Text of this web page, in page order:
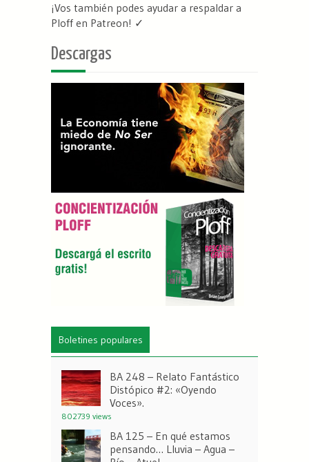
¡Vos también podes ayudar a respaldar a
Ploff en Patreon! ✓
Descargas
Boletines populares
BA 248 – Relato Fantástico
Distópico #2: «Oyendo
Voces».
802739 views
BA 125 – En qué estamos
pensando… Lluvia – Agua –